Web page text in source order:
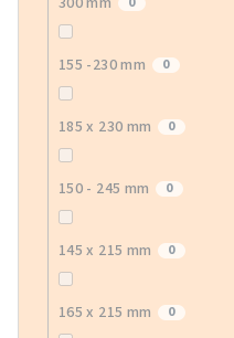
155 -230 mm 0
185 x 230 mm 0
150 - 245 mm 0
145 x 215 mm 0
165 x 215 mm 0